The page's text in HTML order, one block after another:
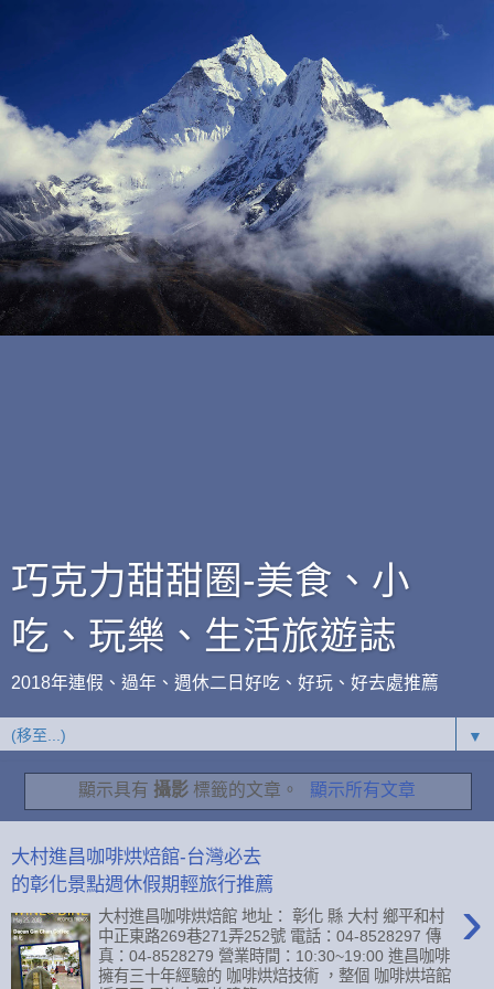
巧克力甜甜圈-美食、小
吃、玩樂、生活旅遊誌
2018年連假、過年、週休二日好吃、好玩、好去處推薦
▼
顯示具有 攝影標籤的文章。 顯示所有文章
大村進昌咖啡烘焙館-台灣必去
的彰化景點週休假期輕旅行推薦
›
大村進昌咖啡烘焙館 地址： 彰化 縣 大村 鄉平和村
中正東路269巷271弄252號 電話：04-8528297 傳
真：04-8528279 營業時間：10:30~19:00 進昌咖啡
擁有三十年經驗的 咖啡烘焙技術 ，整個 咖啡烘培館